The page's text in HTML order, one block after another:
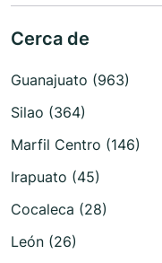
Cerca de
Guanajuato (963)
Silao (364)
Marfil Centro (146)
Irapuato (45)
Cocaleca (28)
León (26)